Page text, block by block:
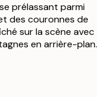
prélassant parmi
des couronnes de
sur la scène avec
en arrière-plan.